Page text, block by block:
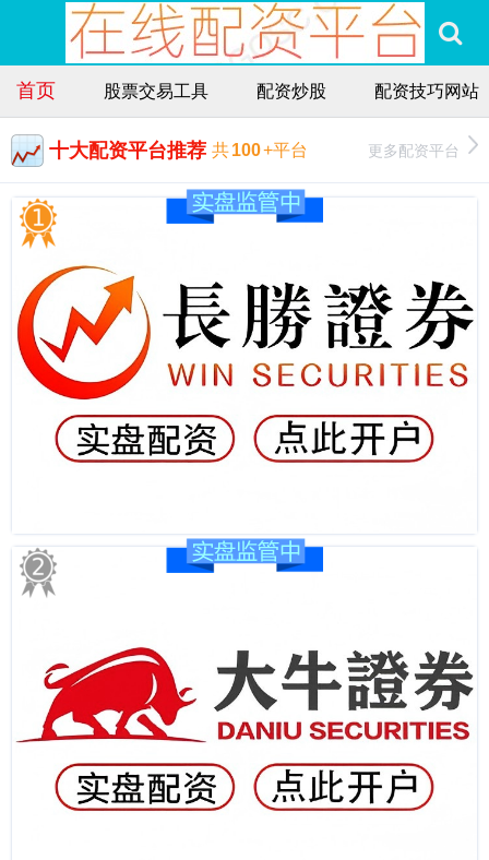
首页 股票交易工具 配资炒股 配资技巧网站
十大配资平台推荐 共100+平台 更多配资平台